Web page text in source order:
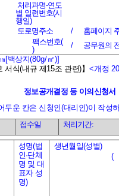
처리과명-연도
별 일련번호(시
행일)
도로명주소 /
홈페이지
팩스번호(
)
/
공무원의
[백상지(80g/㎡)]
서식(내규 제15조 관련)】 <개정
정보공개결정 등 이의신청서
두운 칸은 신청인(대리인)이 작성
접수일 처리기간:
성명(법
인·단체
명 및 대
표자 성
명)
생년월일(성별)
(